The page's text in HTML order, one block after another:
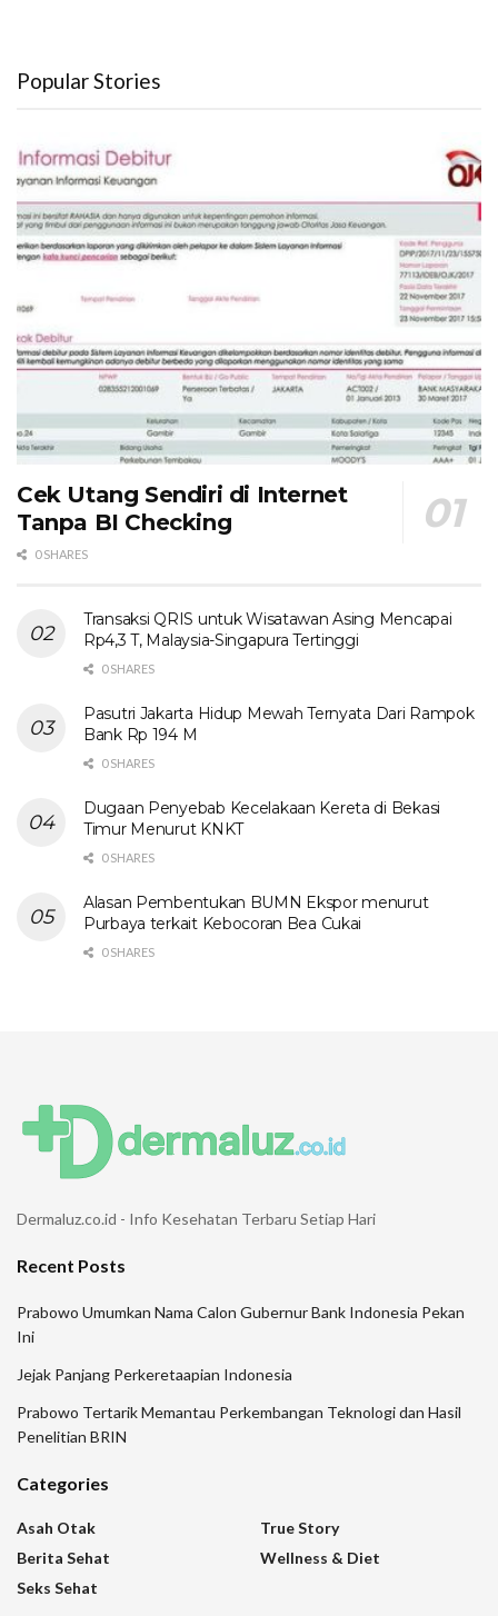
Popular Stories
Cek Utang Sendiri di Internet
Tanpa BI Checking
0 SHARES
Transaksi QRIS untuk Wisatawan Asing Mencapai
Rp4,3 T, Malaysia-Singapura Tertinggi
0 SHARES
Pasutri Jakarta Hidup Mewah Ternyata Dari Rampok
Bank Rp 194 M
0 SHARES
Dugaan Penyebab Kecelakaan Kereta di Bekasi
Timur Menurut KNKT
0 SHARES
Alasan Pembentukan BUMN Ekspor menurut
Purbaya terkait Kebocoran Bea Cukai
0 SHARES
Dermaluz.co.id - Info Kesehatan Terbaru Setiap Hari
Recent Posts
Prabowo Umumkan Nama Calon Gubernur Bank Indonesia Pekan
Ini
Jejak Panjang Perkeretaapian Indonesia
Prabowo Tertarik Memantau Perkembangan Teknologi dan Hasil
Penelitian BRIN
Categories
Asah Otak
Berita Sehat
Seks Sehat
True Story
Wellness & Diet